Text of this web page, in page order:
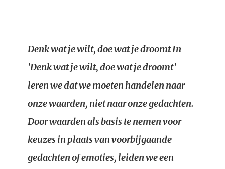
Denk wat je wilt, doe wat je droomtIn
'Denk wat je wilt, doe wat je droomt'
leren we dat we moeten handelen naar
onze waarden, niet naar onze gedachten.
Door waarden als basis te nemen voor
keuzes in plaats van voorbijgaande
gedachten of emoties, leiden we een